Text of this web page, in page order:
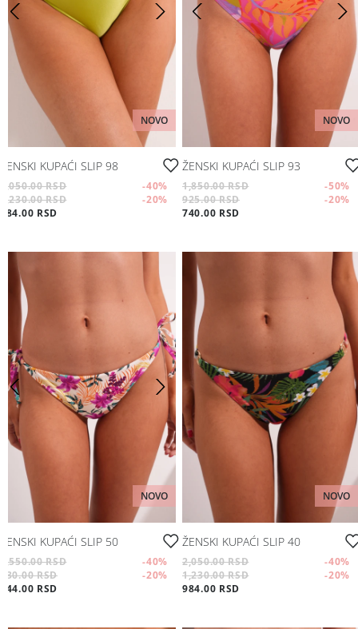
Sport
Aksesoari
Papuče i čarape
Moj nalog
NOVO
ŽENSKI KUPAĆI SLIP 98
2,050.00 RSD -40%
1,230.00 RSD
-20%
984.00 RSD
NOVO
ŽENSKI KUPAĆI SLIP 93
1,850.00 RSD -50%
925.00 RSD
-20%
740.00 RSD
NOVO
ŽENSKI KUPAĆI SLIP 50
1,550.00 RSD -40%
930.00 RSD
-20%
744.00 RSD
NOVO
ŽENSKI KUPAĆI SLIP 40
2,050.00 RSD -40%
1,230.00 RSD
-20%
984.00 RSD